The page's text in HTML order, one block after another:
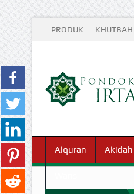
PRODUK KHUTBAH
Alquran Akidah